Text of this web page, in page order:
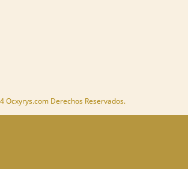
Ocxyrys.com Derechos Reservados.